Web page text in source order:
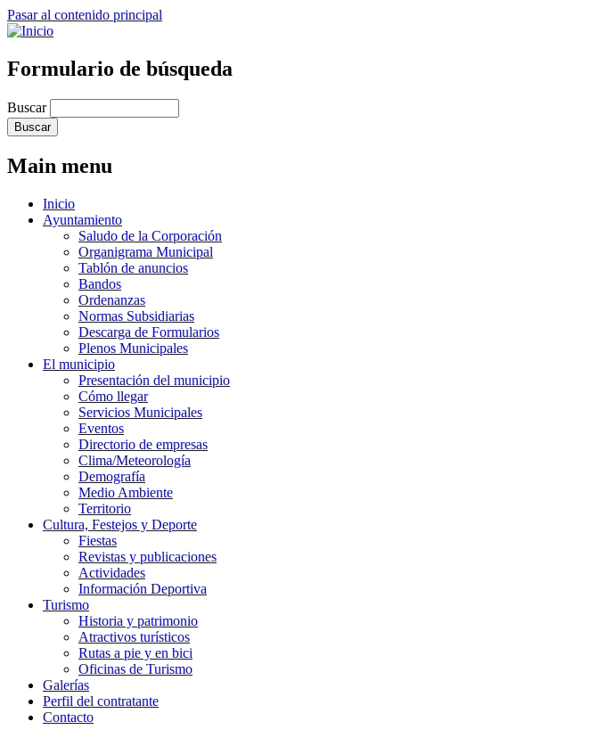
Pasar al contenido principal
Formulario de búsqueda
Buscar
Main menu
Inicio
Ayuntamiento
Saludo de la Corporación
Organigrama Municipal
Tablón de anuncios
Bandos
Ordenanzas
Normas Subsidiarias
Descarga de Formularios
Plenos Municipales
El municipio
Presentación del municipio
Cómo llegar
Servicios Municipales
Eventos
Directorio de empresas
Clima/Meteorología
Demografía
Medio Ambiente
Territorio
Cultura, Festejos y Deporte
Fiestas
Revistas y publicaciones
Actividades
Información Deportiva
Turismo
Historia y patrimonio
Atractivos turísticos
Rutas a pie y en bici
Oficinas de Turismo
Galerías
Perfil del contratante
Contacto